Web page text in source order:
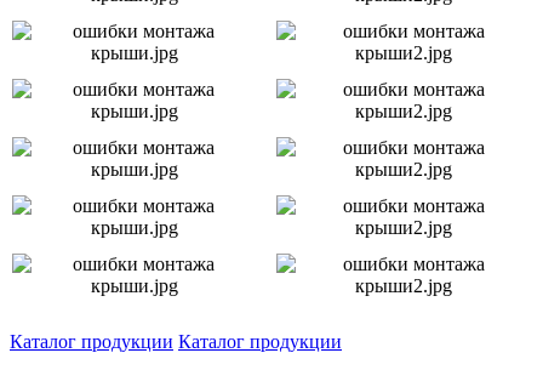
Каталог продукции Каталог продукции